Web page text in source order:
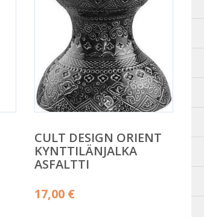
CULT DESIGN ORIENT
KYNTTILÄNJALKA
ASFALTTI
17,00 €